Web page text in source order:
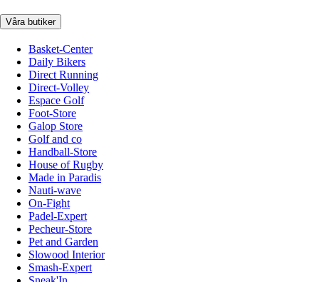
Våra butiker
Basket-Center
Daily Bikers
Direct Running
Direct-Volley
Espace Golf
Foot-Store
Galop Store
Golf and co
Handball-Store
House of Rugby
Made in Paradis
Nauti-wave
On-Fight
Padel-Expert
Pecheur-Store
Pet and Garden
Slowood Interior
Smash-Expert